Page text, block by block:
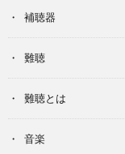
補聴器
難聴
難聴とは
音楽